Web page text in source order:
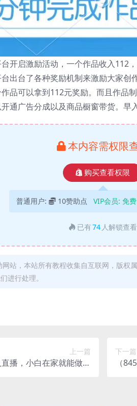
开启激励活动，一个作品收入112
出台了各种奖励机制来激励大家创
品可以拿到112元奖励。而且作品
通广告分成以及商品橱窗带货。早
本内容需权限
购买查看权限
普通用户: 10赞助点 VIP会员: 免费
已有74 人解锁查看
站，本站所有教程收集自互联网，版权
进行处理。
上一篇
播，小白在家就能做，
下一篇
（